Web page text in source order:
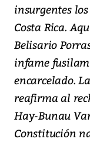
insurgentes
Costa Rica.
Belisario
infame
encarcelado.
reafirma al
Hay-Bunau
Constitución